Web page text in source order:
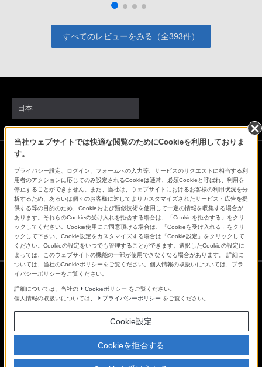
すべてのレビューをみる（全393件）
当社ウェブサイトでは快適な閲覧のためにCookieを利用しておりま
す。
プライバシー設定、ログイン、フォームへの入力等、サービスのリクエストに相当する利
用者のアクションに応じてのみ設定されるCookieは通常、必須Cookieと呼ばれ、利用を
停止することができません。また、当社は、ウェブサイトにおけるお客様の利用状況を分
析するため、あるいは個々のお客様に対してよりカスタマイズされたサービス・広告を提
供する等の目的のため、Cookieおよび類似技術を使用して一定の情報を収集する場合が
あります。それらのCookieの受け入れを拒否する場合は、「Cookieを拒否する」をクリ
ックしてください。Cookie使用にご同意頂ける場合は、「Cookieを受け入れる」をクリ
ックして下さい。Cookie設定をカスタマイズする場合は「Cookie設定」をクリックして
ください。Cookieの設定をいつでも管理することができます。選択したCookieの設定に
よっては、このウェブサイトの機能の一部が使用できなくなる場合があります。 詳細に
ついては、当社のCookieポリシーをご覧ください。個人情報の取扱いについては、プラ
イバシーポリシーをご覧ください。
詳細については、当社の Cookieポリシー をご覧ください。
個人情報の取扱いについては、
プライバシーポリシー をご覧ください。
Cookie設定
Cookieを拒否する
日本
ソニーストアでのお買い物にあたって
会社情報 採用情報 特約店のご案内
ニュースリリース
環境情報
My Sony 利用規約
ご利用条件
プライバシーポリシー
Copyright 2026 Sony Marketing Inc.